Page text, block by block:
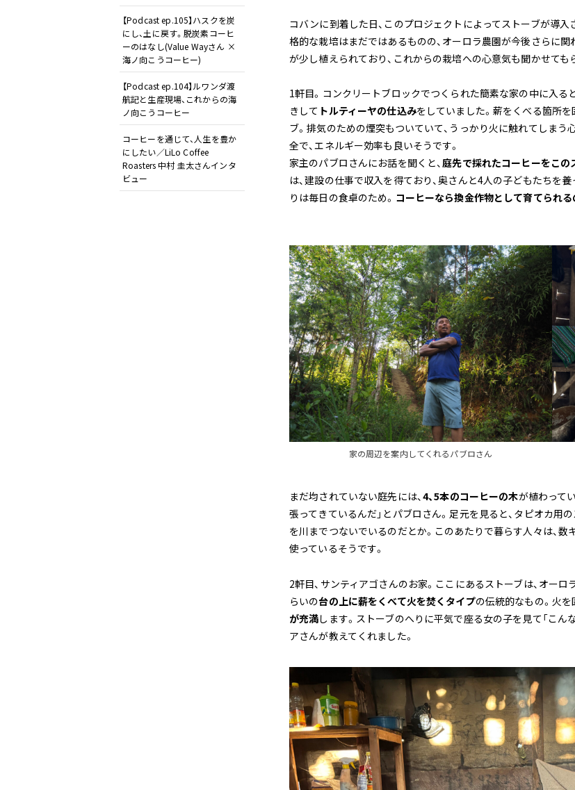
コバンに到着した日、このプロジェクトによってストーブが導入
格的な栽培はまだではあるものの、オーロラ農園が今後さらに
が少し植えられており、これからの栽培への心意気も聞かせても
1軒目。コンクリートブロックでつくられた簡素な家の中に入る
きして トルティーヤの仕込みをしていました。薪をくべる箇所
ブ。排気のための煙突もついていて、うっかり火に触れてしま
全で、エネルギー効率も良いそうです。
家主のパブロさんにお話を聞くと、庭先で採れたコーヒーをこの
は、建設の仕事で収入を得ており、奥さんと4人の子どもたちを
りは毎日の食卓のため。 コーヒーなら換金作物として育てられ
家の周辺を案内してくれるパブロさん
まだ均されていない庭先には、4、5本のコーヒーの木が植わって
張ってきているんだ」とパブロさん。足元を見ると、タピオカ用
を川までつないでいるのだとか。このあたりで暮らす人々は、
使っているそうです。
2軒目、サンティアゴさんのお家。ここにあるストーブは、オー
らいの台の上に薪をくべて火を焚くタイプの伝統的なもの。火を
が充満します。ストーブのへりに平気で座る女の子を見て「こん
アさんが教えてくれました。
【Podcast ep.105】ハスクを炭
にし、土に戻す。脱炭素コーヒ
ーのはなし(Value Wayさん ×
海ノ向こうコーヒー)
【Podcast ep.104】ルワンダ渡
航記と生産現場、これからの海
ノ向こうコーヒー
コーヒーを通じて、人生を豊か
にしたい／LiLo Coffee
Roasters 中村 圭太さんインタ
ビュー